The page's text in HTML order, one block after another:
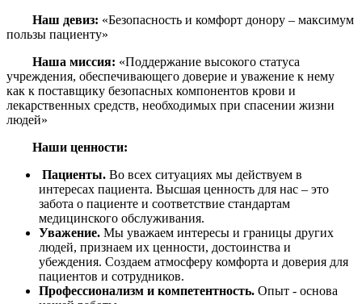
Наш девиз: «Безопасность и комфорт донору – максимум
пользы пациенту»
Наша миссия: «Поддержание высокого статуса
учреждения, обеспечивающего доверие и уважение к нему
как к поставщику безопасных компонентов крови и
лекарственных средств, необходимых при спасении жизни
людей»
Наши ценности:
Пациенты. Во всех ситуациях мы действуем в
интересах пациента. Высшая ценность для нас – это
забота о пациенте и соответствие стандартам
медицинского обслуживания.
Уважение. Мы уважаем интересы и границы других
людей, признаем их ценности, достоинства и
убеждения. Создаем атмосферу комфорта и доверия для
пациентов и сотрудников.
Профессионализм и компетентность. Опыт - основа